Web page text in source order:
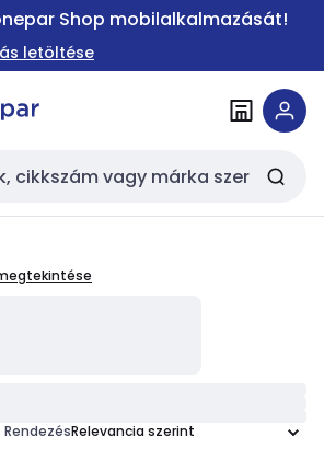
a
Shop mobilalkalmazását!
letöltése
Rendezés